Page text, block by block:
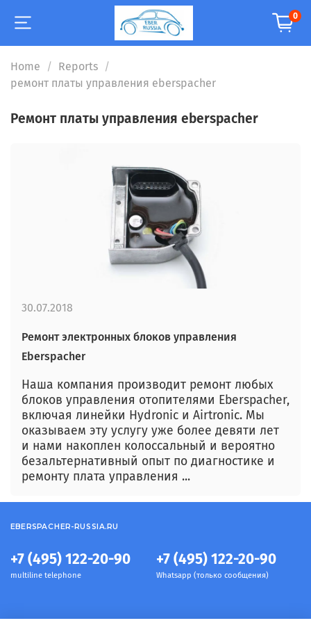
0
Home
Reports
ремонт платы управления eberspacher
ремонт платы управления eberspacher
Ремонт электронных блоков управления
Eberspacher
Наша компания производит ремонт любых
блоков управления отопителями Eberspacher,
включая линейки Hydronic и Airtronic. Мы
оказываем эту услугу уже более девяти лет
и нами накоплен колоссальный и вероятно
безальтернативный опыт по диагностике и
ремонту плата управления ...
30.07.2018
+7 (495) 122-20-90
multiline telephone
+7 (495) 122-20-90
Whatsapp (только сообщения)
EBERSPACHER-RUSSIA.RU